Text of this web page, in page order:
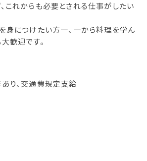
これからも必要とされる仕事がしたい
身につけたい方一、一から料理を学ん
歓迎です。
り、交通費規定支給